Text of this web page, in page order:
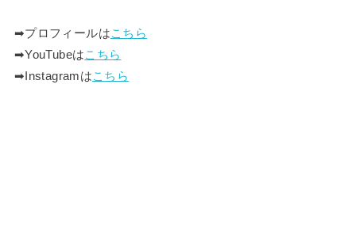
➡︎プロフィールはこちら
➡︎YouTubeはこちら
➡︎Instagramはこちら